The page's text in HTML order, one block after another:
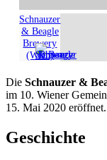
Schnauzer
& Beagle
Brewery
(Wien)
Die Schnauzer &
im 10. Wiener
15. Mai 2020 eröffnet.
Geschichte